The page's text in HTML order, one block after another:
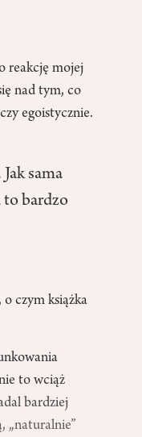
reakcję mojej
nad tym, co
egoistycznie.
sama
to bardzo
o czym książka
to wciąż
bardziej
„naturalnie”